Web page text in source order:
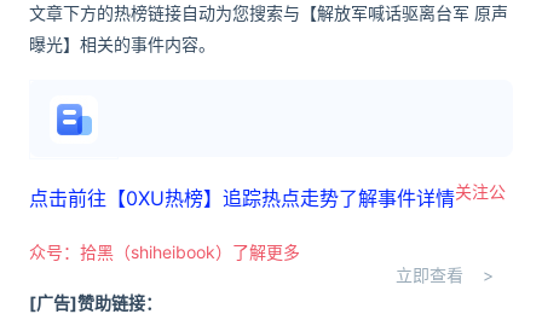
文章下方的热榜链接自动为您搜索与【解放军喊话驱离台军 原声
曝光】相关的事件内容。
点击前往【0XU热榜】追踪热点走势了解事件详情
立即查看 >
关注公
众号：拾黑（shiheibook）了解更多
[广告]赞助链接：